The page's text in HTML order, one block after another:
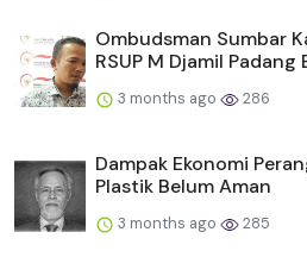
Ombudsman Sumbar
RSUP M Djamil Padang
3 months ago 286
Dampak Ekonomi
Plastik Belum Aman
3 months ago 285